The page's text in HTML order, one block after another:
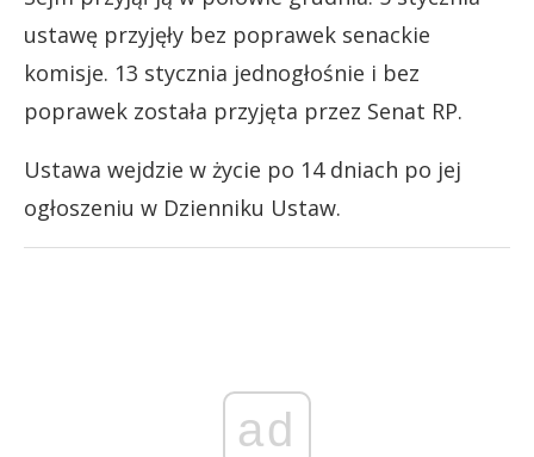
ustawę przyjęły bez poprawek senackie
komisje. 13 stycznia jednogłośnie i bez
poprawek została przyjęta przez Senat RP.
Ustawa wejdzie w życie po 14 dniach po jej
ogłoszeniu w Dzienniku Ustaw.
ad